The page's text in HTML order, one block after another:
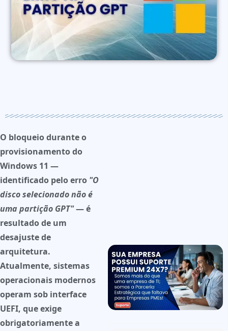
O bloqueio durante o
provisionamento do
Windows 11 —
identificado pelo erro "O
disco selecionado não é
uma partição GPT"— é
resultado de um
desajuste de
arquitetura.
Atualmente, sistemas
operacionais modernos
operam sob interface
UEFI, que exige
obrigatoriamente a